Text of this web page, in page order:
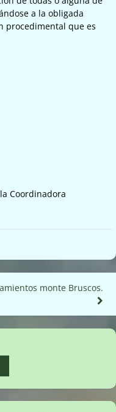
a la obligada
procedimental que es
Coordinadora
monte Bruscos.